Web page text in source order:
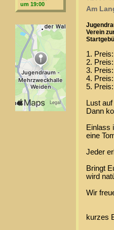
um 19:00
Am
Verein
1.
2.
3.
4.
5.
Lust
Dann
Einlass
eine
Jeder
Bringt
wird
Wir
kurzes